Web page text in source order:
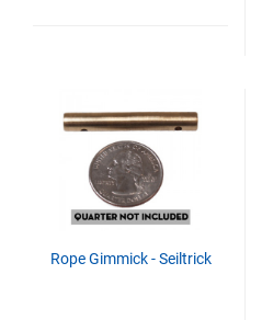
Rope Gimmick - Seiltrick